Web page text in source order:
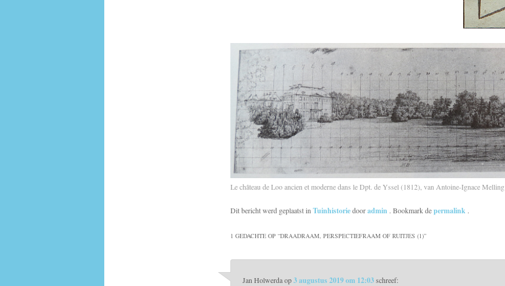
Le château de Loo ancien et moderne dans le Dpt. de Yssel (1812), van Antoine-Ignace Melling
Dit bericht werd geplaatst in Tuinhistoriedooradmin . Bookmark depermalink .
1 GEDACHTE OP “DRAADRAAM, PERSPECTIEFRAAM OF RUITJES (1)”
Jan Holwerdaop3 augustus 2019 om 12:03 schreef: